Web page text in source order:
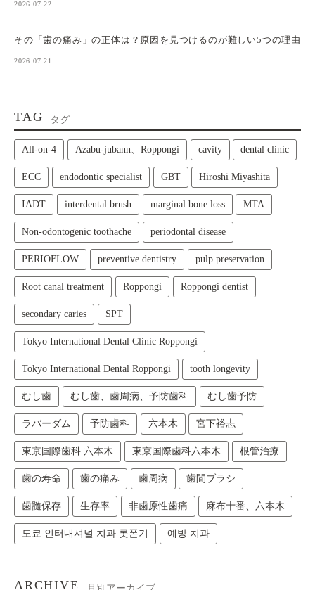
2026.07.22
その「歯の痛み」の正体は？原因を見つけるのが難しい5つの理由
2026.07.21
TAG タグ
All‑on‑4 Azabu-jubann、Roppongi cavity dental clinic
ECC endodontic specialist GBT Hiroshi Miyashita
IADT interdental brush marginal bone loss MTA
Non-odontogenic toothache periodontal disease
PERIOFLOW preventive dentistry pulp preservation
Root canal treatment Roppongi Roppongi dentist
secondary caries SPT
Tokyo International Dental Clinic Roppongi
Tokyo International Dental Roppongi tooth longevity
むし歯 むし歯、歯周病、予防歯科 むし歯予防
ラバーダム 予防歯科 六本木 宮下裕志
東京国際歯科 六本木 東京国際歯科六本木 根管治療
歯の寿命 歯の痛み 歯周病 歯間ブラシ
歯髄保存 生存率 非歯原性歯痛 麻布十番、六本木
도쿄 인터내셔널 치과 롯폰기 예방 치과
ARCHIVE